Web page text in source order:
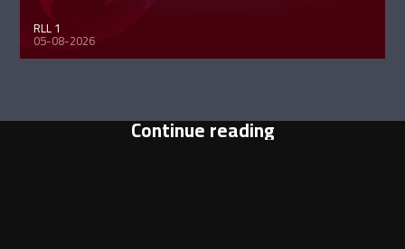
RLL 1
05-08-2026
Continue reading